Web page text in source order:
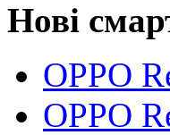
Нові
OPPO
OPPO